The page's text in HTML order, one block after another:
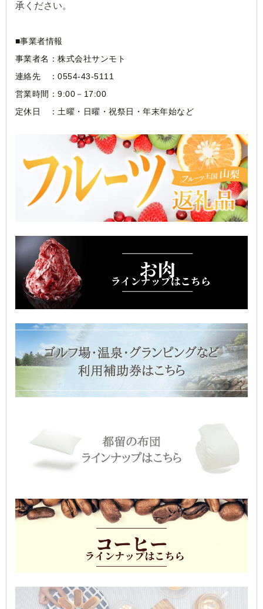
承ください。
■事業者情報
事業者名：株式会社サンモト
連絡先 ：0554-43-5111
営業時間：9:00－17:00
定休日 ：土曜・日曜・祝祭日・年末年始など